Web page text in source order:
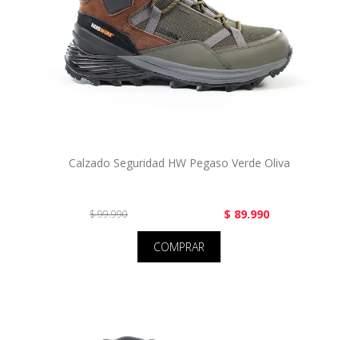
Calzado Seguridad HW Pegaso Verde Oliva
$ 99.990 $ 89.990
COMPRAR